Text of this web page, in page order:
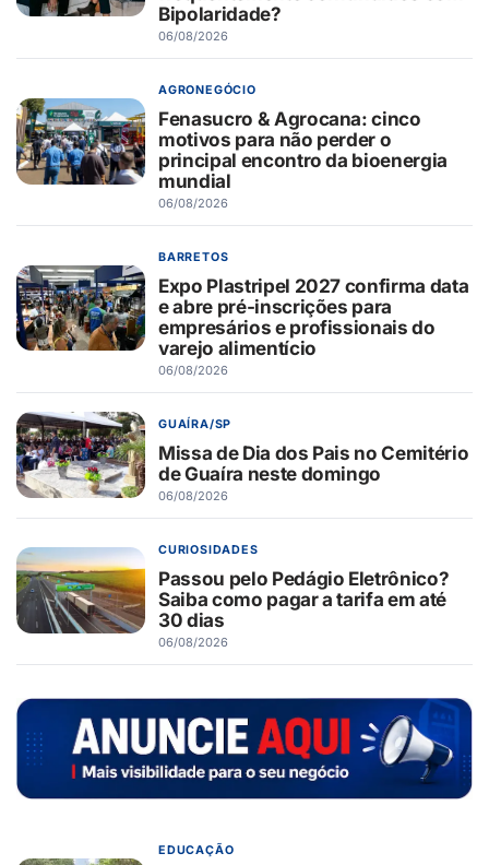
Bipolaridade?
06/08/2026
AGRONEGÓCIO
Fenasucro & Agrocana: cinco
motivos para não perder o
principal encontro da bioenergia
mundial
06/08/2026
BARRETOS
Expo Plastripel 2027 confirma data
e abre pré-inscrições para
empresários e profissionais do
varejo alimentício
06/08/2026
GUAÍRA/SP
Missa de Dia dos Pais no Cemitério
de Guaíra neste domingo
06/08/2026
CURIOSIDADES
Passou pelo Pedágio Eletrônico?
Saiba como pagar a tarifa em até
30 dias
06/08/2026
EDUCAÇÃO